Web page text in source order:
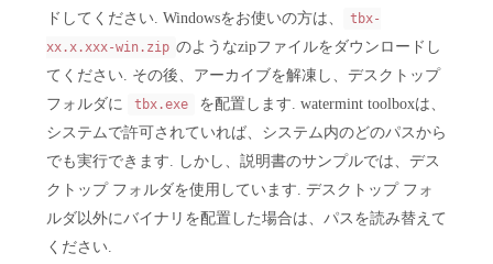
ドしてください. Windowsをお使いの方は、
tbx-
xx.x.xxx-win.zip のようなzipファイルをダウンロードし
てください. その後、アーカイブを解凍し、デスクトップ
フォルダに
tbx.exe
を配置します. watermint toolboxは、
システムで許可されていれば、システム内のどのパスから
でも実行できます. しかし、説明書のサンプルでは、デス
クトップ フォルダを使用しています. デスクトップ フォ
ルダ以外にバイナリを配置した場合は、パスを読み替えて
ください.